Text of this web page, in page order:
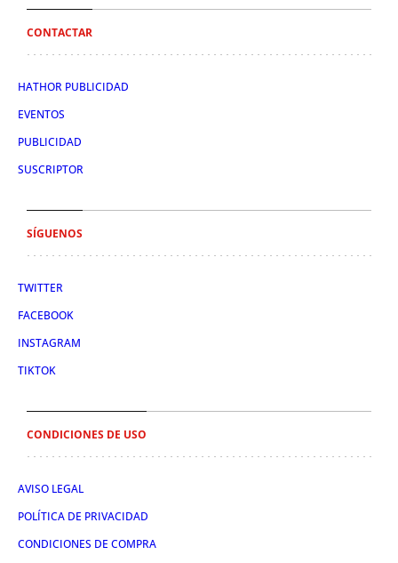
CONTACTAR
HATHOR PUBLICIDAD
EVENTOS
PUBLICIDAD
SUSCRIPTOR
SÍGUENOS
TWITTER
FACEBOOK
INSTAGRAM
TIKTOK
CONDICIONES DE USO
AVISO LEGAL
POLÍTICA DE PRIVACIDAD
CONDICIONES DE COMPRA